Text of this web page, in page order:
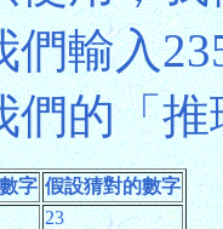
輸入
們的「
字 假設猜對的數字
23